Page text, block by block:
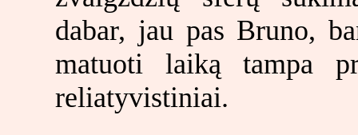
dabar, jau pas Bruno,
matuoti laiką tampa
reliatyvistiniai.